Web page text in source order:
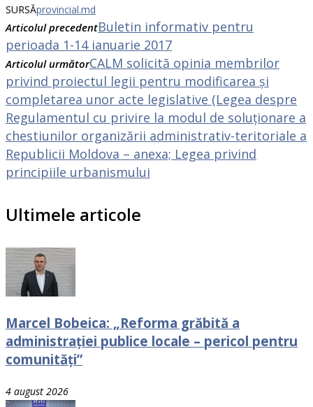
SURSĂprovincial.md
Articolul precedentBuletin informativ pentru
perioada 1-14 ianuarie 2017
Articolul următorCALM solicită opinia membrilor
privind proiectul legii pentru modificarea și
completarea unor acte legislative (Legea despre
Regulamentul cu privire la modul de soluționare a
chestiunilor organizării administrativ-teritoriale a
Republicii Moldova – anexa; Legea privind
principiile urbanismului
Ultimele articole
Marcel Bobeica: „Reforma grăbită a
administrației publice locale – pericol pentru
comunități”
4 august 2026